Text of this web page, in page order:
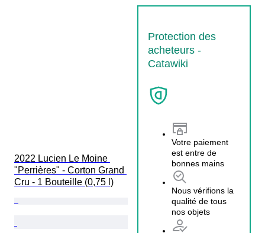
2022 Lucien Le Moine
"Perrières" - Corton Grand
Cru - 1 Bouteille (0,75 l)
Protection des
acheteurs -
Catawiki
Votre paiement
est entre de
bonnes mains
Nous vérifions la
qualité de tous
nos objets